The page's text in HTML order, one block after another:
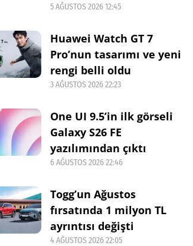
5 AĞUSTOS 2026 12:45
Huawei Watch GT 7
Pro’nun tasarımı ve yeni
rengi belli oldu
3 AĞUSTOS 2026 22:23
One UI 9.5’in ilk görseli
Galaxy S26 FE
yazılımından çıktı
6 AĞUSTOS 2026 22:46
Togg’un Ağustos
fırsatında 1 milyon TL
ayrıntısı değişti
4 AĞUSTOS 2026 22:05